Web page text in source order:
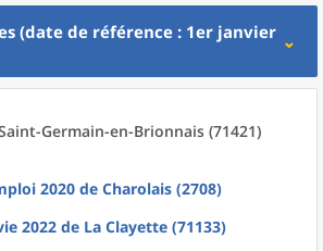
(date de référence : 1er janvier
Germain-en-Brionnais (71421)
2020 de Charolais (2708)
2022 de La Clayette (71133)